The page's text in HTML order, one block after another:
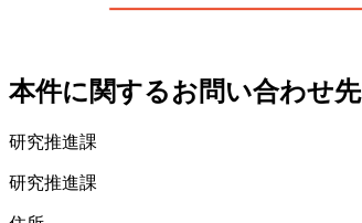
本件に関するお問い合わせ先
研究推進課
研究推進課